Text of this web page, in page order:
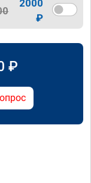
2000
₽
₽